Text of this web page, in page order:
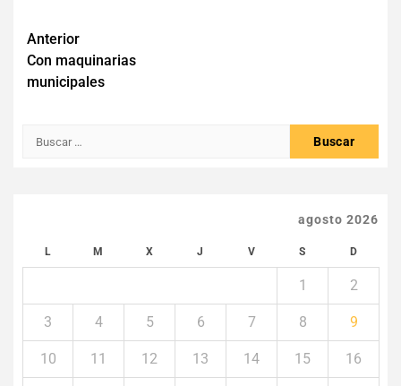
Navegación
de
Anterior
Con maquinarias
municipales
Buscar:
agosto 2026
L M X J V S D
1 2
3 4 5 6 7 8 9
10 11 12 13 14 15 16